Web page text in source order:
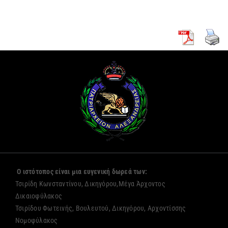
Ο ιστότοπος είναι μια ευγενική δωρεά των:
Τσιρίδη Κωνσταντίνου, Δικηγόρου,Μέγα Άρχοντος
Δικαιοφύλακος
Τσιρίδου Φωτεινής, Βουλευτού, Δικηγόρου, Αρχοντίσσης
Νομοφύλακος